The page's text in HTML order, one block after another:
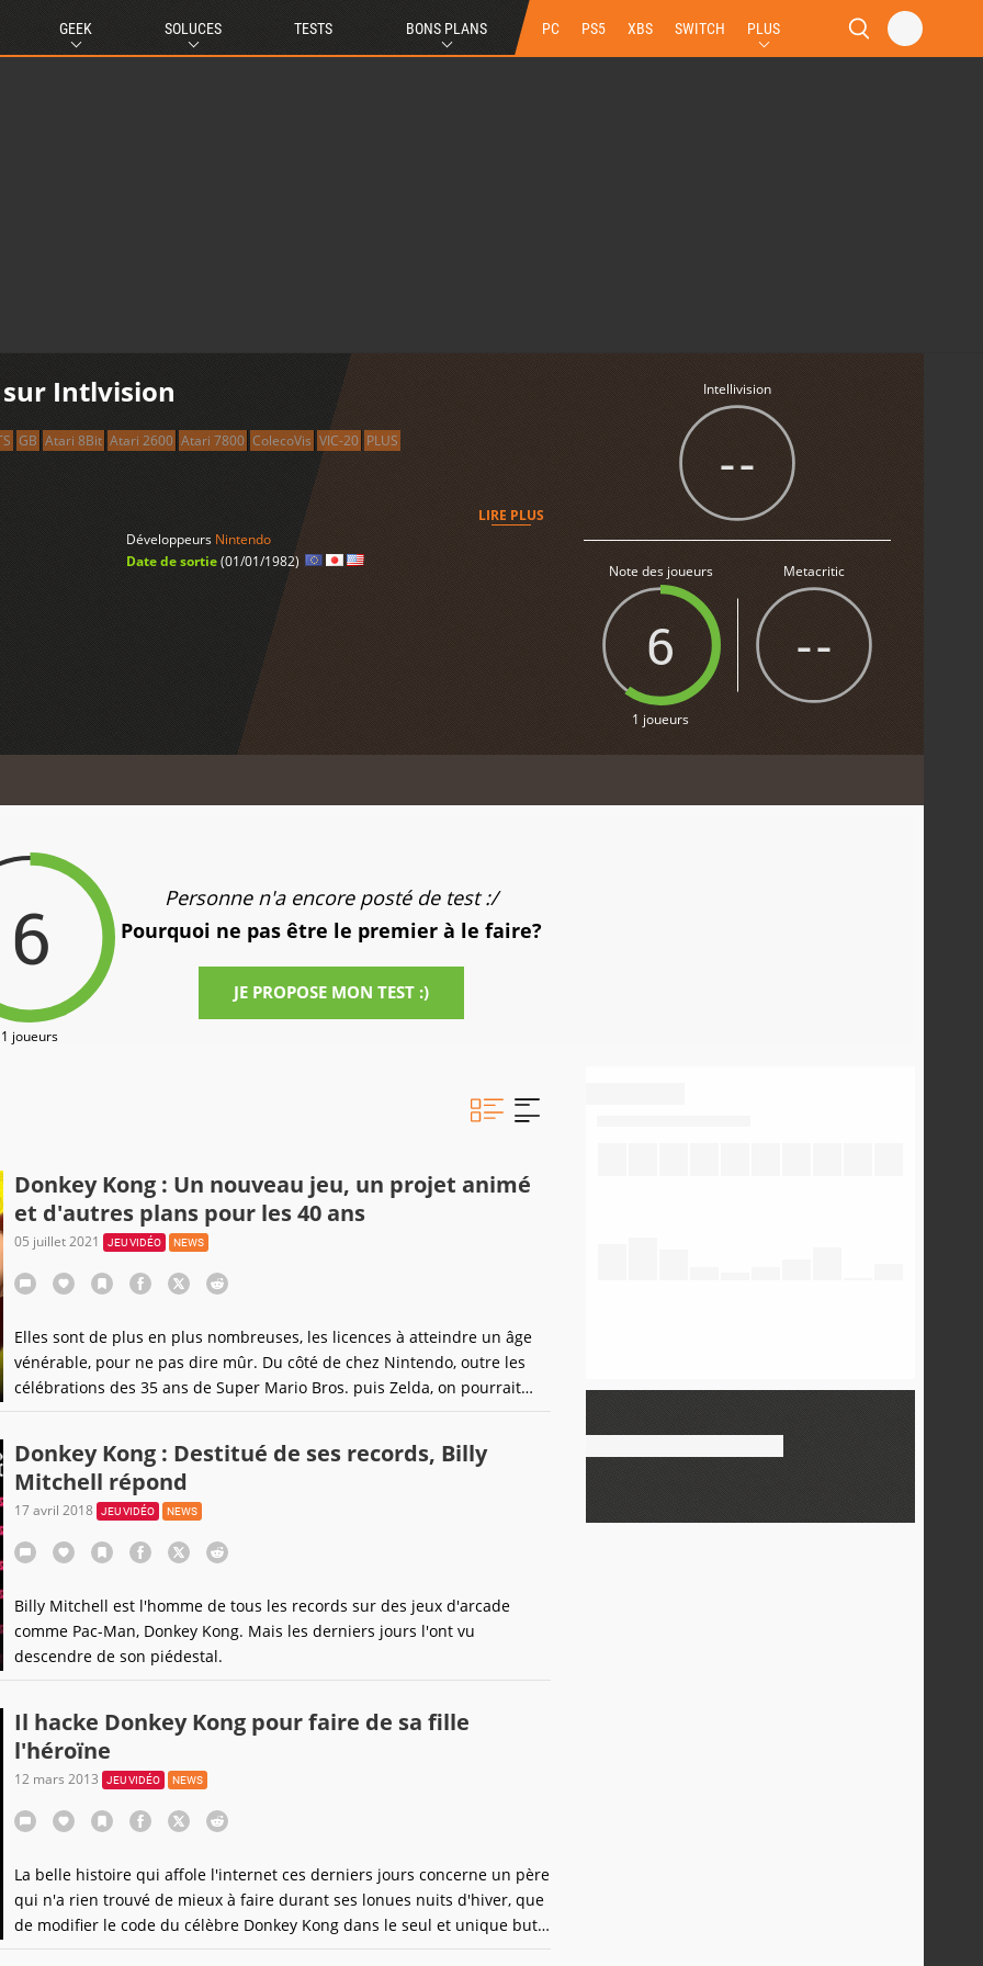
GEEK SOLUCES TESTS BONS PLANS PC PS5 XBS SWITCH PLUS
Intlvision
GB Atari 8Bit Atari 2600 Atari 7800 ColecoVis VIC-20 PLUS
LIRE PLUS
Développeurs Nintendo
Date de sortie(01/01/1982)
Intellivision
--
Note des joueurs
6
1 joueurs
Metacritic
--
6
1 joueurs
Personne n'a encore posté de test :/
Pourquoi ne pas être le premier à le faire?
JE PROPOSE MON TEST :)
Donkey Kong : Un nouveau jeu, un projet animé
et d'autres plans pour les 40 ans
05 juillet 2021 JEU VIDÉO NEWS
Elles sont de plus en plus nombreuses, les licences à atteindre un âge
vénérable, pour ne pas dire mûr. Du côté de chez Nintendo, outre les
célébrations des 35 ans de Super Mario Bros. puis Zelda, on pourrait
bien préparer quelque chose pour un grand singe à cravate.
Donkey Kong : Destitué de ses records, Billy
Mitchell répond
17 avril 2018 JEU VIDÉO NEWS
Billy Mitchell est l'homme de tous les records sur des jeux d'arcade
comme Pac-Man, Donkey Kong. Mais les derniers jours l'ont vu
descendre de son piédestal.
Il hacke Donkey Kong pour faire de sa fille
l'héroïne
12 mars 2013 JEU VIDÉO NEWS
La belle histoire qui affole l'internet ces derniers jours concerne un père
qui n'a rien trouvé de mieux à faire durant ses lonues nuits d'hiver, que
de modifier le code du célèbre Donkey Kong dans le seul et unique but
de faire plaisir... à sa fille.